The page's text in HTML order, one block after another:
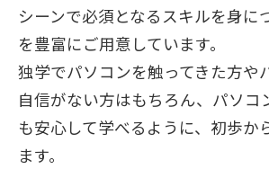
シーンで必須となるスキルを身に
を豊富にご用意しています。
独学でパソコンを触ってきた方や
自信がない方はもちろん、パソコ
も安心して学べるように、初歩か
ます。